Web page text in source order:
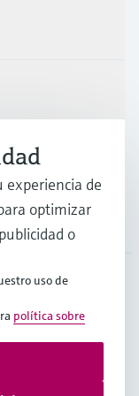
AG
experiencia de
optimizar
o
uso de
política sobre